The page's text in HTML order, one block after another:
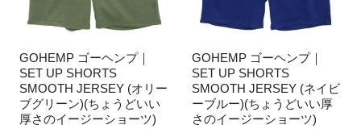
GOHEMP ゴーヘンプ｜
SET UP SHORTS
SMOOTH JERSEY (オリー
ブグリーン)(ちょうどいい
厚さのイージーショーツ)
GOHEMP ゴーヘンプ｜
SET UP SHORTS
SMOOTH JERSEY (ネイビ
ーブルー)(ちょうどいい厚
さのイージーショーツ)